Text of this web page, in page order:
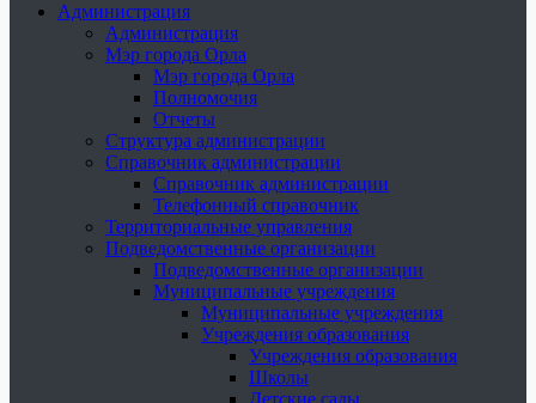
Администрация
Администрация
Мэр города Орла
Мэр города Орла
Полномочия
Отчеты
Структура администрации
Справочник администрации
Справочник администрации
Телефонный справочник
Территориальные управления
Подведомственные организации
Подведомственные организации
Муниципальные учреждения
Муниципальные учреждения
Учреждения образования
Учреждения образования
Школы
Детские сады